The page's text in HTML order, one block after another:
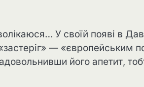
У своїй появі в
— «європейським
його апетит,